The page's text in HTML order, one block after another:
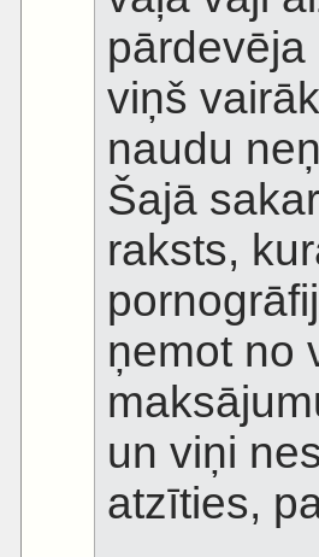
viņš
naudu
Šajā
raksts,
ņemot no
un viņi
atzīties,